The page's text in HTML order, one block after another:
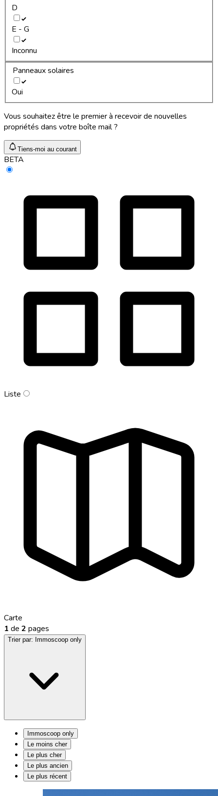
D
E - G
Inconnu
Panneaux solaires
Oui
Vous souhaitez être le premier à recevoir de nouvelles
propriétés dans votre boîte mail ?
Tiens-moi au courant
BETA
Liste
Carte
1 de 2 pages
Trier par: Immoscoop only
Immoscoop only
Le moins cher
Le plus cher
Le plus ancien
Le plus récent